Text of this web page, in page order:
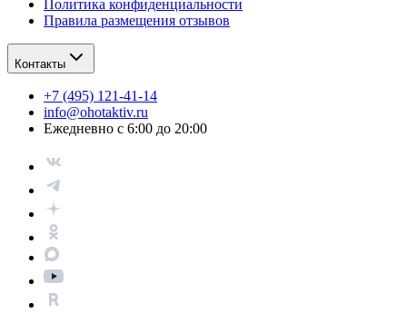
Политика конфиденциальности
Правила размещения отзывов
Контакты
+7 (495) 121-41-14
info@ohotaktiv.ru
Ежедневно с 6:00 до 20:00